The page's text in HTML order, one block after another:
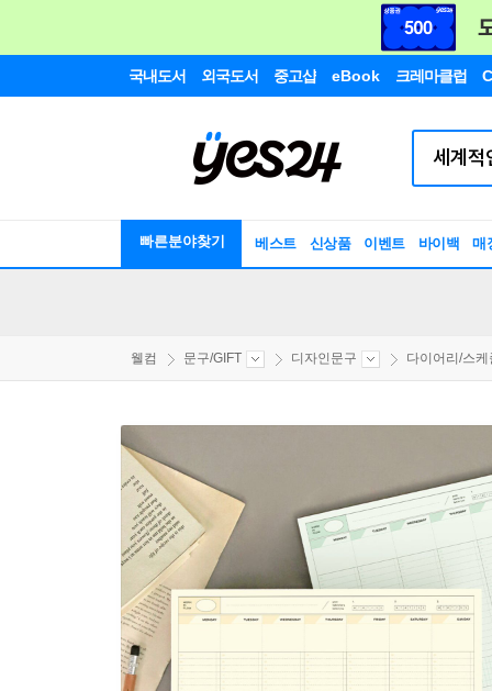
국내도서 외국도서 중고샵 eBook 크레마클럽
빠른분야찾기 베스트 신상품 이벤트 바이백 매
웰컴 문구/GIFT 디자인문구 다이어리/스케